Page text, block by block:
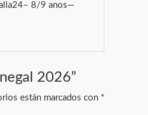
8/9 anos—
2026”
están marcados con *